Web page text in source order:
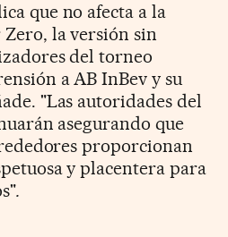
que no afecta a la
la versión sin
del torneo
a AB InBev y su
"Las autoridades del
asegurando que
proporcionan
y placentera para
.